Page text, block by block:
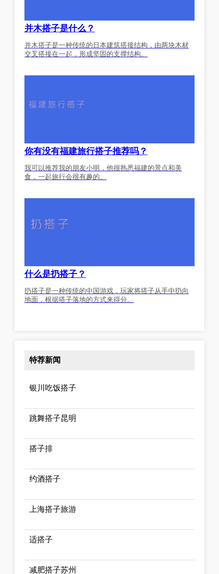
并木搭子是什么？
并木搭子是一种传统的日本建筑搭接结构，由两块木材
交叉搭接在一起，形成坚固的支撑结构。
你有没有福建旅行搭子推荐吗？
我可以推荐我的朋友小明，他很熟悉福建的景点和美
食，一起旅行会很有趣的。
什么是扔搭子？
扔搭子是一种传统的中国游戏，玩家将搭子从手中扔向
地面，根据搭子落地的方式来得分。
特荐新闻
银川吃饭搭子
跳舞搭子昆明
搭子排
约酒搭子
上海搭子旅游
适搭子
减肥搭子苏州